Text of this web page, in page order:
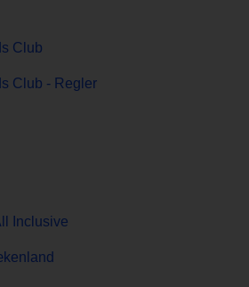
Club
Club - Regler
Inclusive